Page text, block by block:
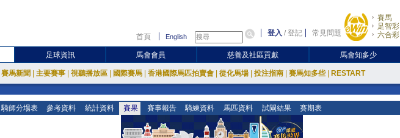
首頁 English 登入 /登記 常見問題
賽馬
足智彩
六合彩
足球資訊 馬會會員 慈善及社區貢獻 馬會知多少
賽馬新聞 主要賽事 視聽播放區 國際賽馬 香港國際馬匹拍賣會 從化馬場 投注指南 賽馬知多些 RESTART
騎師分場表 參考資料 統計資料 賽果 賽事報告 騎練資料 馬匹資料 試閘結果 賽期表